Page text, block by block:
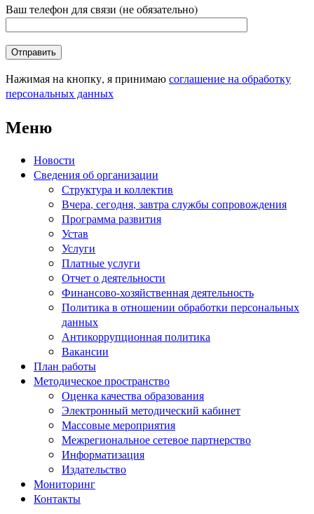
Ваш телефон для связи (не обязательно)
Нажимая на кнопку, я принимаюсоглашение на обработку
персональных данных
Меню
Новости
Сведения об организации
Структура и коллектив
Вчера, сегодня, завтра службы сопровождения
Программа развития
Устав
Услуги
Платные услуги
Отчет о деятельности
Финансово-хозяйственная деятельность
Политика в отношении обработки персональных
данных
Антикоррупционная политика
Вакансии
План работы
Методическое пространство
Оценка качества образования
Электронный методический кабинет
Массовые мероприятия
Межрегиональное сетевое партнерство
Информатизация
Издательство
Мониторинг
Контакты